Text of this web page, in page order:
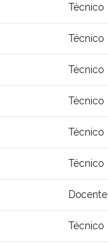
Técnico
Técnico
Técnico
Técnico
Técnico
Técnico
Docente
Técnico